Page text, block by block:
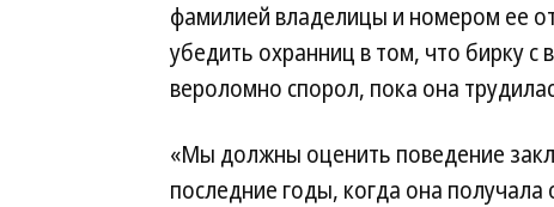
фамилией владелицы и номером ее
убедить охранниц в том, что бирку с
вероломно спорол, пока она
«Мы должны оценить поведение
последние годы, когда она